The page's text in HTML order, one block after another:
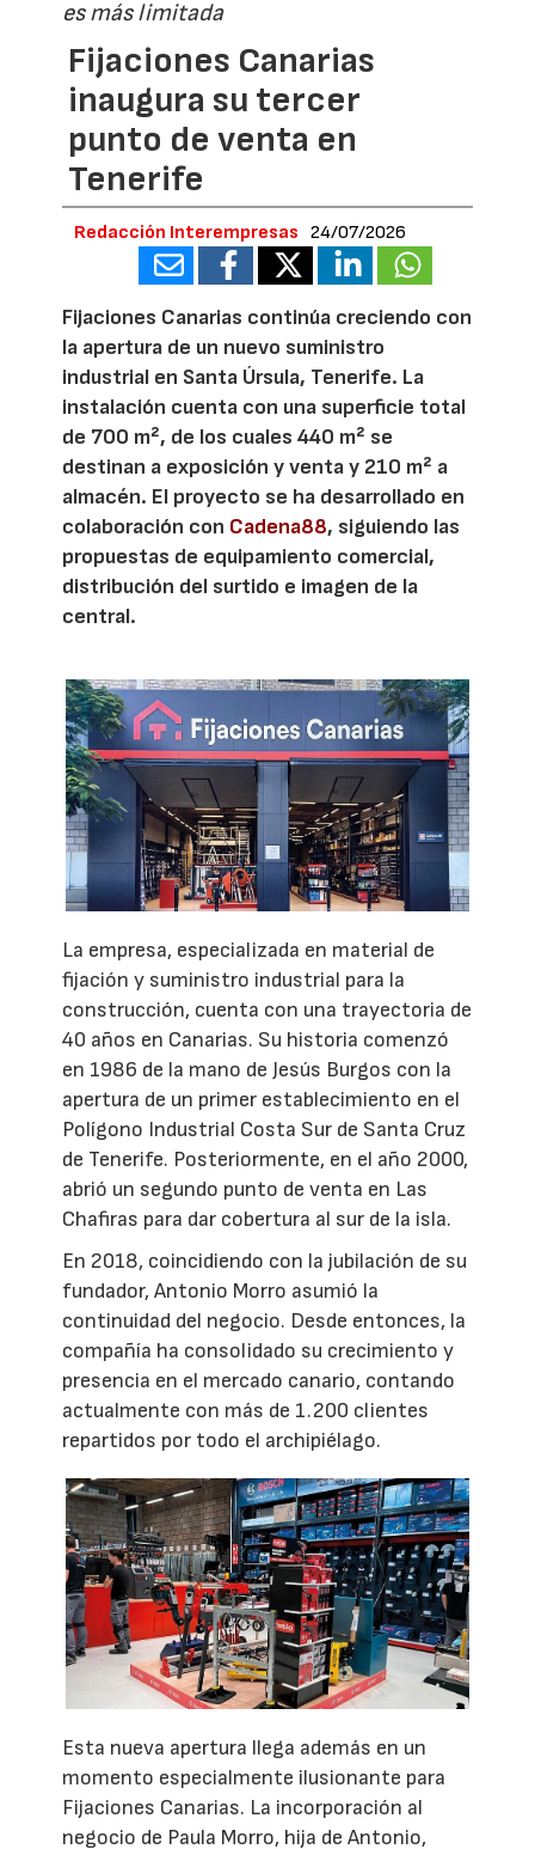
es más limitada
Fijaciones Canarias
inaugura su tercer
punto de venta en
Tenerife
Redacción Interempresas 24/07/2026
Fijaciones Canarias continúa creciendo con
la apertura de un nuevo suministro
industrial en Santa Úrsula, Tenerife. La
instalación cuenta con una superficie total
de 700 m², de los cuales 440 m² se
destinan a exposición y venta y 210 m² a
almacén. El proyecto se ha desarrollado en
colaboración con Cadena88, siguiendo las
propuestas de equipamiento comercial,
distribución del surtido e imagen de la
central.
La empresa, especializada en material de
fijación y suministro industrial para la
construcción, cuenta con una trayectoria de
40 años en Canarias. Su historia comenzó
en 1986 de la mano de Jesús Burgos con la
apertura de un primer establecimiento en el
Polígono Industrial Costa Sur de Santa Cruz
de Tenerife. Posteriormente, en el año 2000,
abrió un segundo punto de venta en Las
Chafiras para dar cobertura al sur de la isla.
En 2018, coincidiendo con la jubilación de su
fundador, Antonio Morro asumió la
continuidad del negocio. Desde entonces, la
compañía ha consolidado su crecimiento y
presencia en el mercado canario, contando
actualmente con más de 1.200 clientes
repartidos por todo el archipiélago.
Esta nueva apertura llega además en un
momento especialmente ilusionante para
Fijaciones Canarias. La incorporación al
negocio de Paula Morro, hija de Antonio,